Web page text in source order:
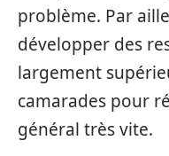
problème. Par
développer des
largement
camarades pour
général très vite.